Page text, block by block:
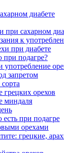
диабете
при сахарном
к
при диабете
подагре?
употребление
запретом
грецких орехов
миндаля
при подагре
орехами
грецкие,